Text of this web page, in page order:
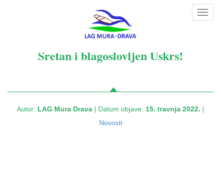
Sretan i blagoslovljen Uskrs!
Autor: LAG Mura Drava | Datum objave: 15. travnja 2022. |
Novosti